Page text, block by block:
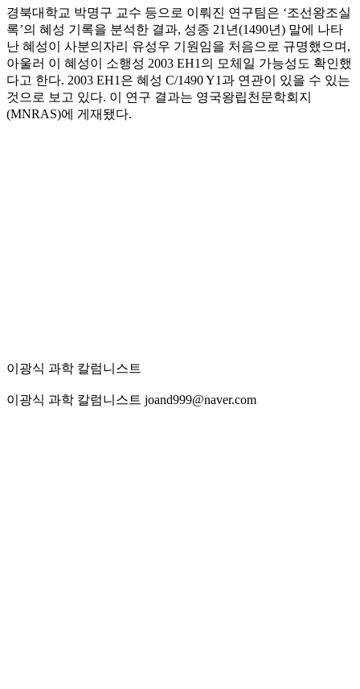
경북대학교 박명구 교수 등으로 이뤄진 연구팀은 ‘조선왕조실
록’의 혜성 기록을 분석한 결과, 성종 21년(1490년) 말에 나타
난 혜성이 사분의자리 유성우 기원임을 처음으로 규명했으며,
아울러 이 혜성이 소행성 2003 EH1의 모체일 가능성도 확인했
다고 한다. 2003 EH1은 혜성 C/1490 Y1과 연관이 있을 수 있는
것으로 보고 있다. 이 연구 결과는 영국왕립천문학회지
(MNRAS)에 게재됐다.
이광식 과학 칼럼니스트
이광식 과학 칼럼니스트 joand999@naver.com